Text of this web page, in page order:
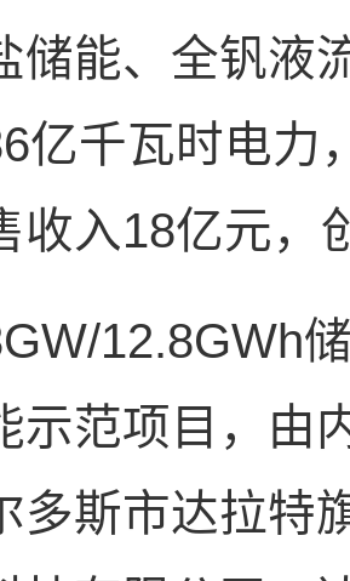
储能、全钒液
亿千瓦时电力
收入18亿元，
12.8GWh
示范项目，由
多斯市达拉特